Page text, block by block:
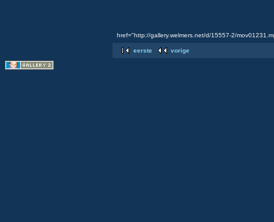
href="http://gallery.welmers.net/d/15557-2/
eerste vorige